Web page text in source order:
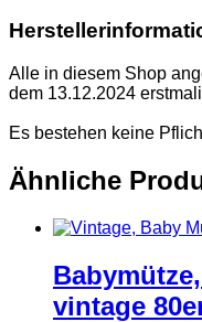
Alle in diesem Shop
dem 13.12.2024
Es bestehen keine
Ähnliche
vintage